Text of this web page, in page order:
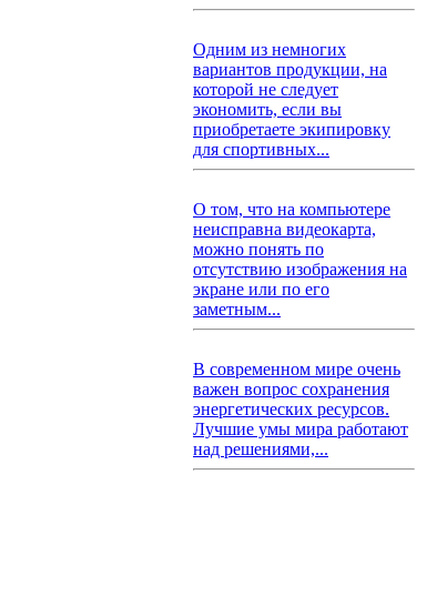
Одним из немногих
вариантов продукции, на
которой не следует
экономить, если вы
приобретаете экипировку
для спортивных...
О том, что на компьютере
неисправна видеокарта,
можно понять по
отсутствию изображения на
экране или по его
заметным...
В современном мире очень
важен вопрос сохранения
энергетических ресурсов.
Лучшие умы мира работают
над решениями,...